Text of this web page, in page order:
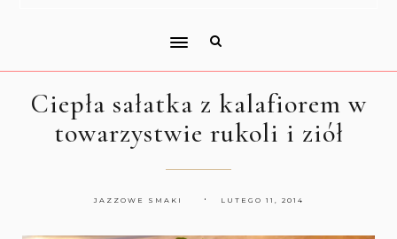
Ciepła sałatka z kalafiorem w
towarzystwie rukoli i ziół
JAZZOWE SMAKI LUTEGO 11, 2014